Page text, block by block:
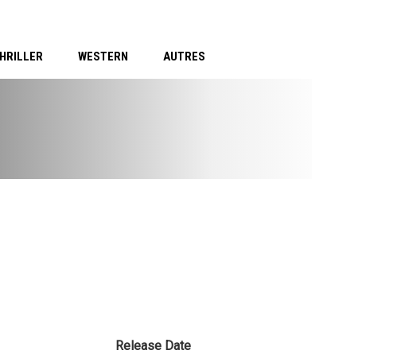
WESTERN AUTRES
Release Date